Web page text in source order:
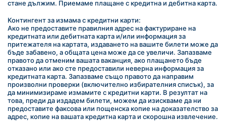
стане дължим. Приемаме плащане с кредитна и дебитна карта.
Контингент за измама с кредитни карти:
Ако не предоставите правилния адрес на фактуриране на
кредитната или дебитната карта и/или информация за
притежателя на картата, издаването на вашите билети може да
бъде забавено, а общата цена може да се увеличи. Запазваме
правото да отменим вашата ваканция, ако плащането бъде
отказано или ако сте предоставили неверна информация за
кредитната карта. Запазваме също правото да направим
произволни проверки (включително избирателния списък), за
да минимизираме измамите с кредитни карти. В резултат на
това, преди да издадем билети, можем да изискваме да ни
предоставите факсова или пощенска копие на доказателство за
адрес, копие на вашата кредитна карта и скорошна извлечение.